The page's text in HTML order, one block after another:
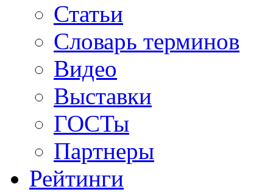
Статьи
Словарь терминов
Видео
Выставки
ГОСТы
Партнеры
Рейтинги